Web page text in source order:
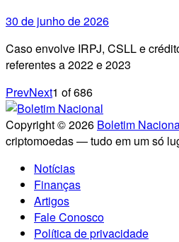
30 de junho de 2026
Caso envolve IRPJ, CSLL e
referentes a 2022 e 2023
PrevNext1 of686
Copyright © 2026 Boletim
criptomoedas — tudo em um só
Notícias
Finanças
Artigos
Fale Conosco
Política de privacidade